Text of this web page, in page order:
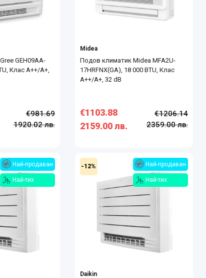
GEH09AA-
Клас А++/А+,
€981.69
1920.02 лв.
Midea
Подов климатик Midea MFA2U-
17HRFNX(GA), 18 000 BTU, Клас
А++/А+, 32 dB
€1103.88
2159.00 лв.
€1206.14
2359.00 лв.
Най-продаван
Най-тих
-12% Най-продаван
Най-тих
Daikin